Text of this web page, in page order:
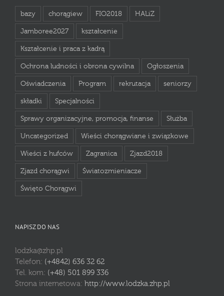
bazy chorągiew FIO2018 HALiZ
Jamboree2027 kształcenie
Kształcenie i praca z kadrą
Ochrona ludności i obrona cywilna Ogłoszenia
Oświadczenia Program rekrutacja seniorzy
składki Specjalności
Sprawy organizacyjne, promocja, finanse Służba
Uncategorized Wieści chorągwiane i związkowe
Wieści z hufców Zagranica Zjazd2018
Zjazd chorągwi Światozmieniacze
Święto Chorągwi
NAPISZ DO NAS
lodzka@zhp.pl
Telefon: (+4842) 636 32 62
Tel. kom: (+48) 501 899 336
Strona internetowa: http://www.lodzka.zhp.pl